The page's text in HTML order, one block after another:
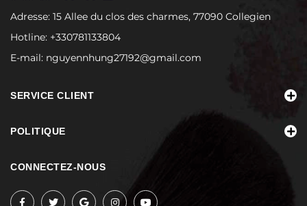
Adresse: 15 Allee du clos des charmes, 77090 Collegien
Hotline: +330781133804
E-mail: nguyennhung27192@gmail.com
SERVICE CLIENT
POLITIQUE
CONNECTEZ-NOUS